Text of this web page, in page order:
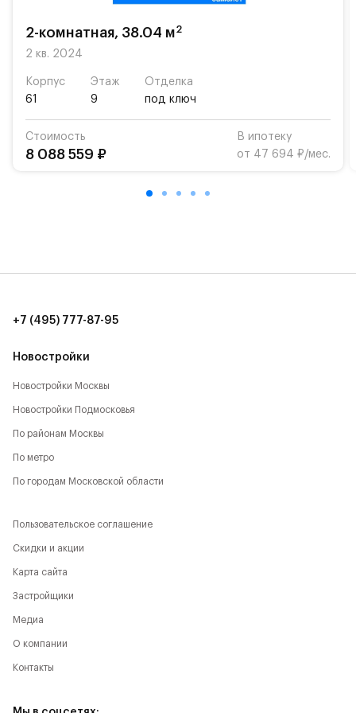
парковки.
осуществляется по пропускам.#yan19-2r1536955#
2-комнатная, 38.04 м2
2 кв. 2024
Корпус
61
Этаж
9
Отделка
под ключ
Стоимость
8 088 559 ₽
В ипотеку
от 47 694 ₽/мес.
Новостройки
Новостройки Москвы
Новостройки Подмосковья
По районам Москвы
По метро
По городам Московской области
+7 (495) 777-87-95
Пользовательское соглашение
Скидки и акции
Карта сайта
Застройщики
Медиа
О компании
Контакты